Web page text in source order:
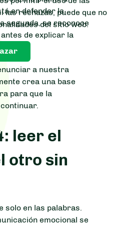
en defender la
segunda, se reconoce
de explicar la
a nuestra
crea una base
para que la
leer el
otro sin
solo en las palabras.
emocional se
las rechazas, puede que no
del sitio web.